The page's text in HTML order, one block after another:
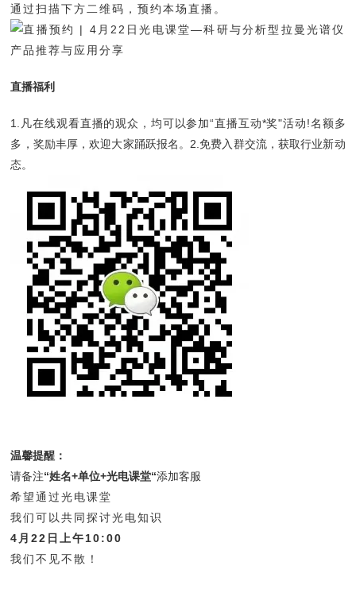
通过扫描下方二维码，预约本场直播。
直播福利
1.凡在线观看直播的观众，均可以参加“直播互动*奖"活动!名额多
多，奖励丰厚，欢迎大家踊跃报名。 2.免费入群交流，获取行业新动
态。
温馨提醒：
请备注“姓名+单位+光电课堂“添加客服
希望通过光电课堂
我们可以共同探讨光电知识
4月22日上午10:00
我们不见不散！